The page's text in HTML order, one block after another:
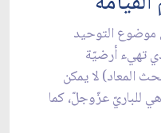
موضوع التوحيد
تهيء أرضيّة
المعاد) لا يمكن
للباريّ عزّوجلّ، كما